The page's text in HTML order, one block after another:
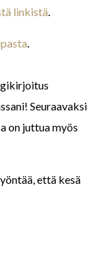
linkistä.
.
Seuraavaksi
on juttua myös
että kesä